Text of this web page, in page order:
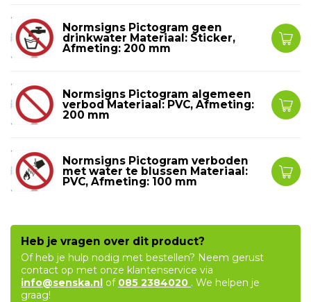
Normsigns Pictogram geen
drinkwater Materiaal: Sticker,
Afmeting: 200 mm
Normsigns Pictogram algemeen
verbod Materiaal: PVC, Afmeting:
200 mm
Normsigns Pictogram verboden
met water te blussen Materiaal:
PVC, Afmeting: 100 mm
Heb je vragen over dit product?
Of heb je hulp nodig met bestellen? Neem gerust
contact op met onze klantenservice via
info@senska.nl of 085 2384020 . We helpen je
graag!